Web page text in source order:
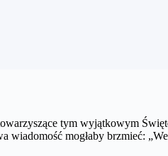
tym wyjątkowym
mogłaby brzmieć: